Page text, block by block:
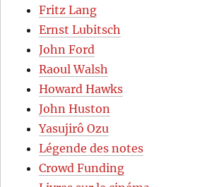
Fritz Lang
Ernst Lubitsch
John Ford
Raoul Walsh
Howard Hawks
John Huston
Yasujirô Ozu
Légende des notes
Crowd Funding